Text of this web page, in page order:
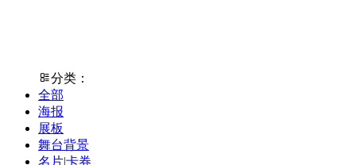
分类：
全部
海报
展板
舞台背景
名片|卡券